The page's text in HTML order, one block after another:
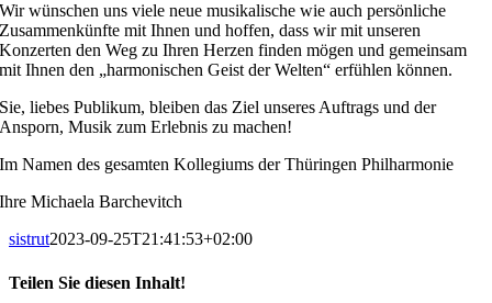
Wir wünschen uns viele neue musikalische wie auch persönliche
Zusammenkünfte mit Ihnen und hoffen, dass wir mit unseren
Konzerten den Weg zu Ihren Herzen finden mögen und gemeinsam
mit Ihnen den „harmonischen Geist der Welten“ erfühlen können.
Sie, liebes Publikum, bleiben das Ziel unseres Auftrags und der
Ansporn, Musik zum Erlebnis zu machen!
Im Namen des gesamten Kollegiums der Thüringen Philharmonie
Ihre Michaela Barchevitch
sistrut2023-09-25T21:41:53+02:00
Teilen Sie diesen Inhalt!